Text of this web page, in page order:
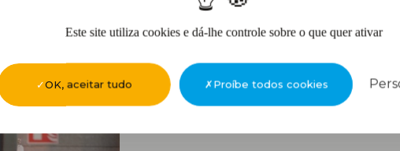
Este site utiliza cookies e dá-lhe controle sobre o que quer ativar
OK, aceitar tudo Proíbe todos cookies